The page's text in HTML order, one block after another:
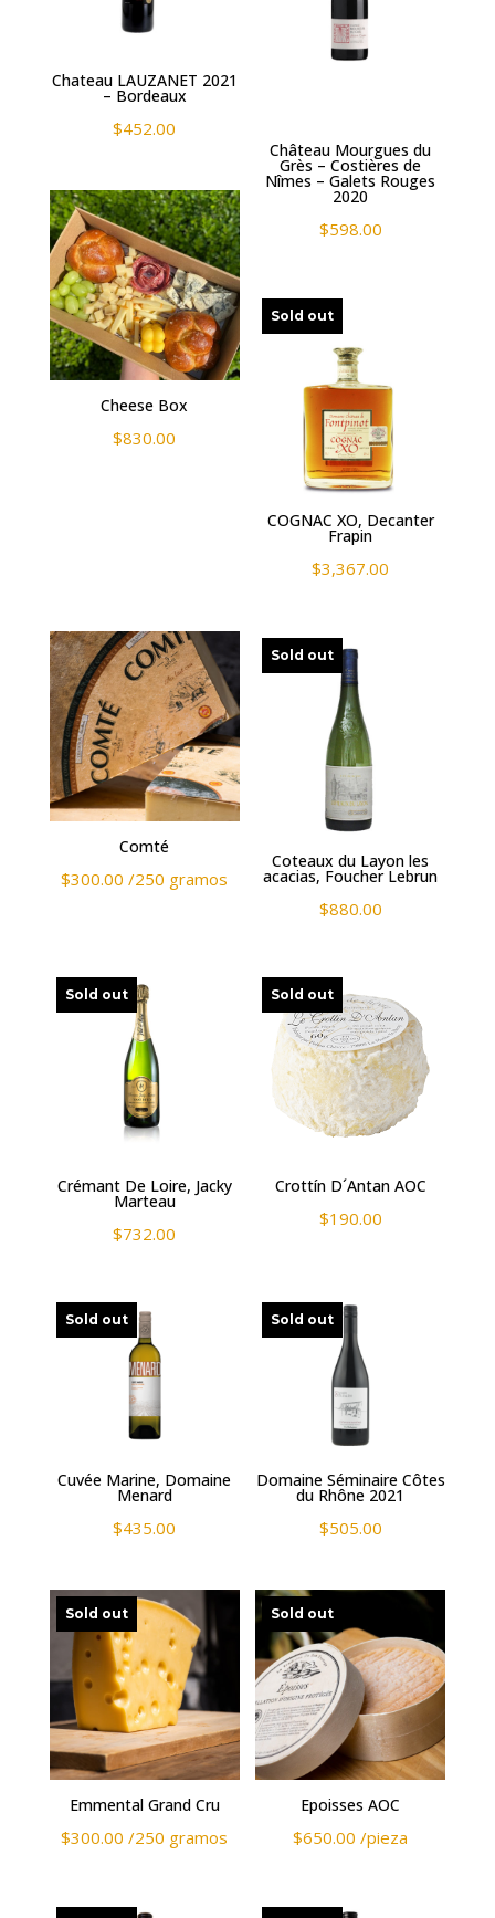
Chateau LAUZANET 2021
– Bordeaux
$452.00
Château Mourgues du
Grès – Costières de
Nîmes – Galets Rouges
2020
$598.00
Cheese Box
$830.00
Sold out
COGNAC XO, Decanter
Frapin
$3,367.00
Comté
$300.00 /250 gramos
Sold out
Coteaux du Layon les
acacias, Foucher Lebrun
$880.00
Sold out
Crémant De Loire, Jacky
Marteau
$732.00
Sold out
Crottín D´Antan AOC
$190.00
Sold out
Cuvée Marine, Domaine
Menard
$435.00
Sold out
Domaine Séminaire Côtes
du Rhône 2021
$505.00
Sold out
Emmental Grand Cru
$300.00 /250 gramos
Sold out
Epoisses AOC
$650.00 /pieza